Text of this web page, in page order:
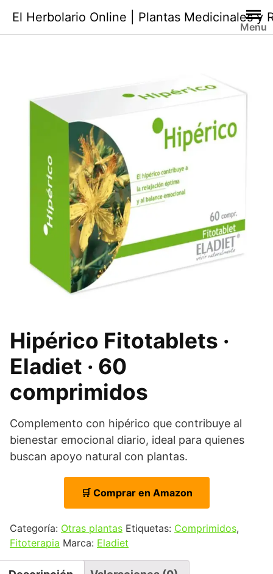
contenido
El Herbolario Online | Plantas Medicinales y
Menu
Hipérico Fitotablets ·
Eladiet · 60
comprimidos
Complemento con hipérico que contribuye al
bienestar emocional diario, ideal para quienes
buscan apoyo natural con plantas.
🛒 Comprar en Amazon
Categoría: Otras plantas Etiquetas: Comprimidos,
Fitoterapia Marca: Eladiet